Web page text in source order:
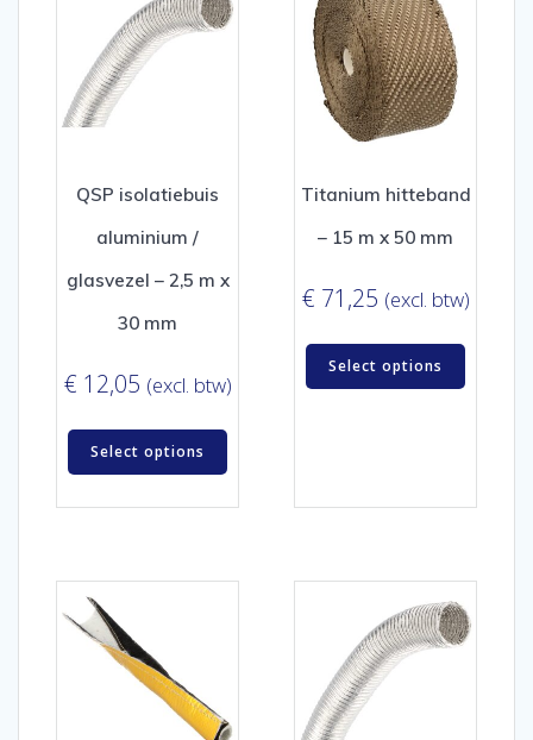
QSP isolatiebuis
aluminium /
glasvezel – 2,5 m x
30 mm
€ 12,05 (excl. btw)
Select options
Titanium hitteband
– 15 m x 50 mm
€ 71,25 (excl. btw)
Select options